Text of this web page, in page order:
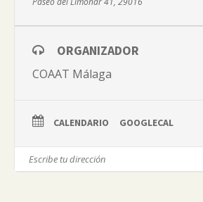
ORGANIZADOR
COAAT Málaga
CALENDARIO GOOGLECAL